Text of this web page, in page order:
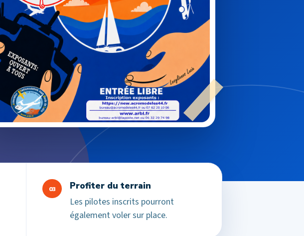
03 Profiter du terrain
Les pilotes inscrits pourront
également voler sur place.